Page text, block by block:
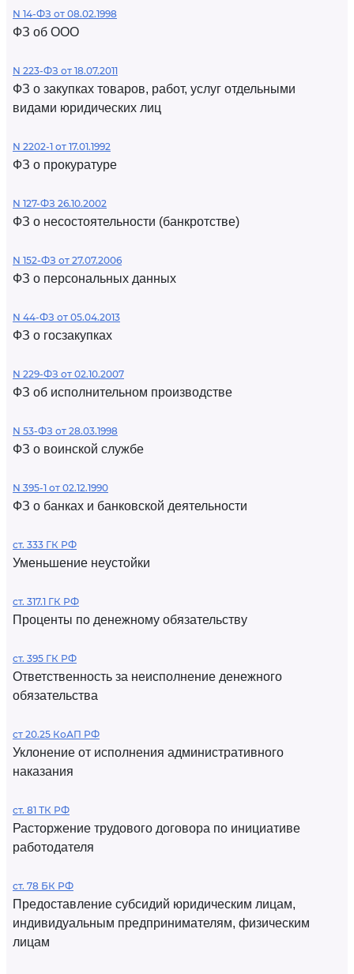
N 14-ФЗ от 08.02.1998
ФЗ об ООО
N 223-ФЗ от 18.07.2011
ФЗ о закупках товаров, работ, услуг отдельными
видами юридических лиц
N 2202-1 от 17.01.1992
ФЗ о прокуратуре
N 127-ФЗ 26.10.2002
ФЗ о несостоятельности (банкротстве)
N 152-ФЗ от 27.07.2006
ФЗ о персональных данных
N 44-ФЗ от 05.04.2013
ФЗ о госзакупках
N 229-ФЗ от 02.10.2007
ФЗ об исполнительном производстве
N 53-ФЗ от 28.03.1998
ФЗ о воинской службе
N 395-1 от 02.12.1990
ФЗ о банках и банковской деятельности
ст. 333 ГК РФ
Уменьшение неустойки
ст. 317.1 ГК РФ
Проценты по денежному обязательству
ст. 395 ГК РФ
Ответственность за неисполнение денежного
обязательства
ст 20.25 КоАП РФ
Уклонение от исполнения административного
наказания
ст. 81 ТК РФ
Расторжение трудового договора по инициативе
работодателя
ст. 78 БК РФ
Предоставление субсидий юридическим лицам,
индивидуальным предпринимателям, физическим
лицам